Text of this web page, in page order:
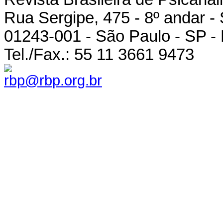
Rua Sergipe, 475 - 8º andar -
01243-001 - São Paulo - SP -
Tel./Fax.: 55 11 3661 9473
rbp@rbp.org.br